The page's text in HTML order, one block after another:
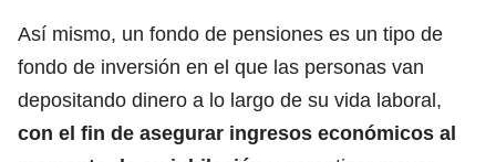
Así mismo, un fondo de pensiones es un tipo de
fondo de inversión en el que las personas van
depositando dinero a lo largo de su vida laboral,
con el fin de asegurar ingresos económicos al